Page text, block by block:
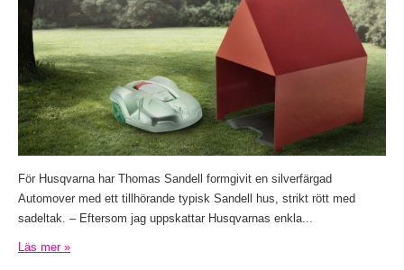
För Husqvarna har Thomas Sandell formgivit en silverfärgad
Automover med ett tillhörande typisk Sandell hus, strikt rött med
sadeltak. – Eftersom jag uppskattar Husqvarnas enkla...
Läs mer »